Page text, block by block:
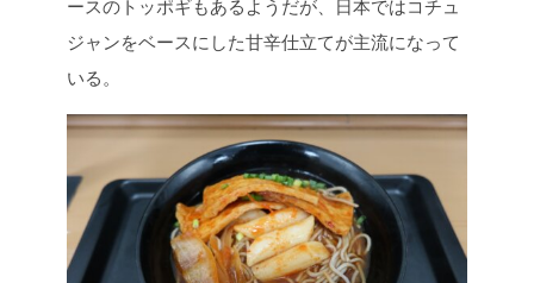
ースのトッポギもあるようだが、日本ではコチュ
ジャンをベースにした甘辛仕立てが主流になって
いる。